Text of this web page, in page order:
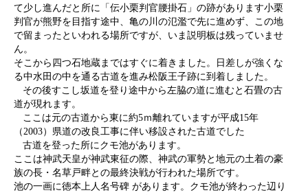
て少し進んだと所に「伝小栗判官腰掛石」の跡があります小栗
判官が熊野を目指す途中、亀の川の氾濫で先に進めず、この地
で留まったといわれる場所ですが、いま説明板は残っていませ
ん。
そこから四つ石地蔵まではすぐに着きました。日差しが強くな
る中水田の中を通る古道を進み松阪王子跡に到着しました。
その後すこし坂道を登り途中から左脇の道に進むと石畳の古
道が現れます。
ここは元の古道から東に約5ｍ離れていますが平成15年
（2003）県道の改良工事に伴い移設された古道でした
古道を登った所にクモ池があります。
ここは神武天皇が神武東征の際、神武の軍勢と地元の土着の豪
族の長・名草戸畔との最終決戦が行われた場所です。
池の一画に徳本上人名号碑 があります。クモ池が終わった辺り